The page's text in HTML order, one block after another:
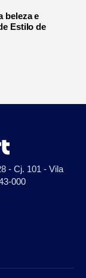
beleza e
Estilo de
- Cj. 101 - Vila
000